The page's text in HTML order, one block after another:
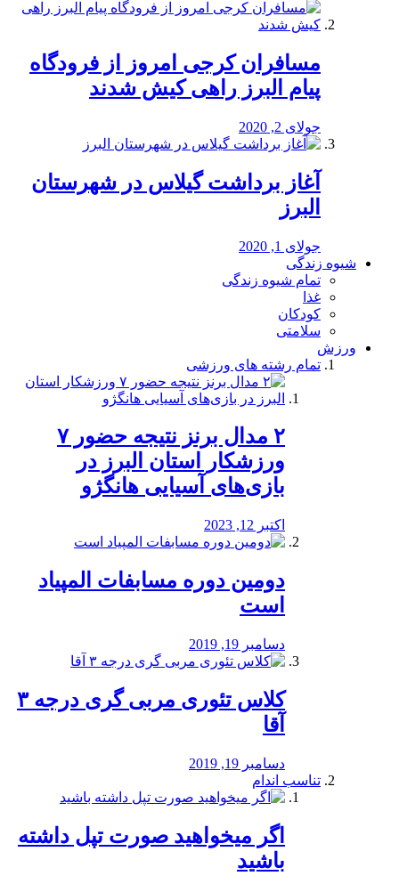
مسافران کرجی امروز از فرودگاه
پیام البرز راهی کیش شدند
جولای 2, 2020
آغاز برداشت گیلاس در شهرستان
البرز
جولای 1, 2020
شیوه زندگی
تمام شیوه زندگی
غذا
کودکان
سلامتی
ورزش
تمام رشته های ورزشی
۲ مدال برنز نتیجه حضور ۷
ورزشکار استان البرز در
بازی‌های آسیایی هانگژو
اکتبر 12, 2023
دومین دوره مسابفات المپیاد
است
دسامبر 19, 2019
کلاس تئوری مربی گری درجه ۳
آقا
دسامبر 19, 2019
تناسب اندام
اگر میخواهید صورت تپل داشته
باشید